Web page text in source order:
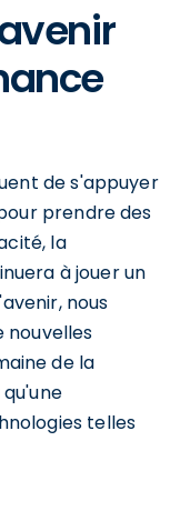
de s'appuyer
prendre des
la
à jouer un
nous
nouvelles
de la
telles